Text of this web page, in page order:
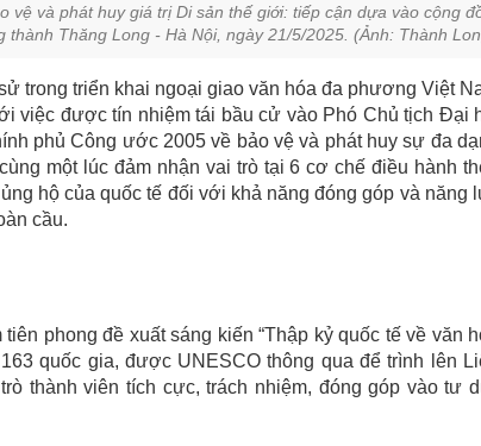
vệ và phát huy giá trị Di sản thế giới: tiếp cận dựa vào cộng
thành Thăng Long - Hà Nội, ngày 21/5/2025. (Ảnh: Thành
trong triển khai ngoại giao văn hóa đa phương Việt
việc được tín nhiệm tái bầu cử vào Phó Chủ tịch Đại
phủ Công ước 2005 về bảo vệ và phát huy sự đa
một lúc đảm nhận vai trò tại 6 cơ chế điều hành
hộ của quốc tế đối với khả năng đóng góp và năng
cầu.
phong đề xuất sáng kiến “Thập kỷ quốc tế về văn
quốc gia, được UNESCO thông qua để trình lên
thành viên tích cực, trách nhiệm, đóng góp vào tư